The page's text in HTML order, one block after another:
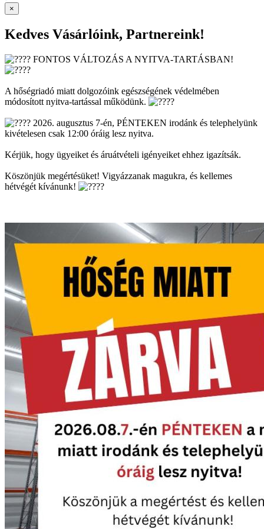
×
Kedves Vásárlóink, Partnereink!
FONTOS VÁLTOZÁS A NYITVA-TARTÁSBAN!
A hőségriadó miatt dolgozóink egészségének védelmében
módosított nyitva-tartással működünk.
2026. augusztus 7-én, PÉNTEKEN irodánk és telephelyünk
kivételesen csak 12:00 óráig lesz nyitva.
Kérjük, hogy ügyeiket és áruátvételi igényeiket ehhez igazítsák.
Köszönjük megértésüket! Vigyázzanak magukra, és kellemes
hétvégét kívánunk!